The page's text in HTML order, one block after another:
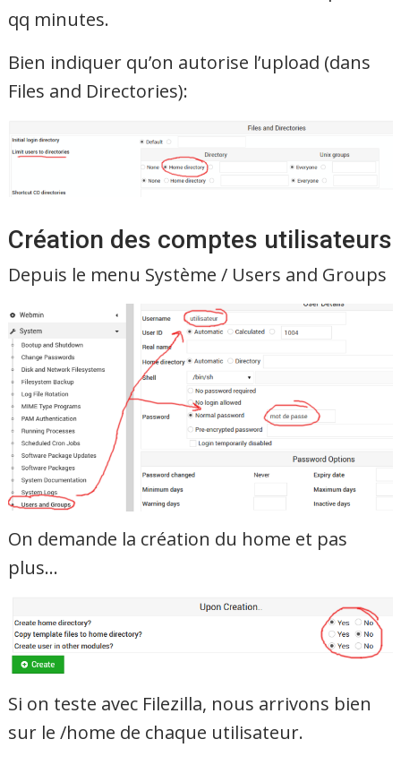
qq minutes.
Bien indiquer qu’on autorise l’upload (dans
Files and Directories):
Création des comptes utilisateurs
Depuis le menu Système / Users and Groups
On demande la création du home et pas
plus…
Si on teste avec Filezilla, nous arrivons bien
sur le /home de chaque utilisateur.